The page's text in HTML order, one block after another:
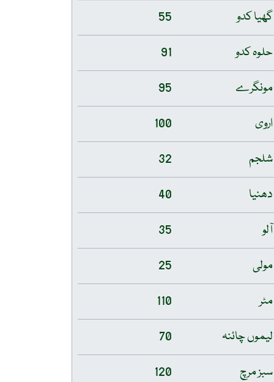
گھیا کدو
55
حلوہ کدو
91
مونگرے
95
اروی
100
شلجم
32
دھنیا
40
آلو
35
مولی
25
مٹر
110
لیموں چائنہ
70
سبز مرچ
120